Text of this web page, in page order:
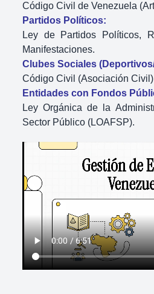
Código Civil de Venezuela
Partidos Políticos:
Ley de Partidos Políticos,
Manifestaciones.
Clubes Sociales
Código Civil (Asociación Civil)
Entidades con Fondos
Ley Orgánica de la
Sector Público (LOAFSP).